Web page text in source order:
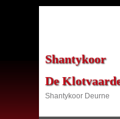
Shantykoor
De
Shantykoor Deurne